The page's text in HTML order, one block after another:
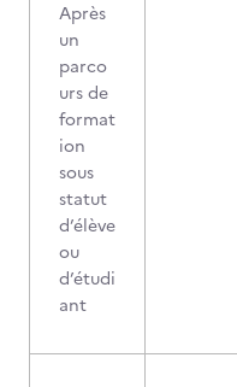
Après
un
parco
urs de
format
ion
sous
statut
d’élève
ou
d’étudi
ant